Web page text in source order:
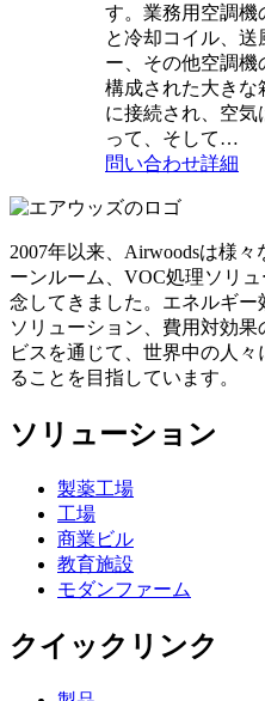
す。業務用空調機
と冷却コイル、
ー、その他空調
構成された大きな
に接続され、空気
って、そして…
問い合わせ詳細
2007年以来、Airwoodsは様
ーンルーム、VOC処理ソリ
念してきました。エネルギ
ソリューション、費用対効
ビスを通じて、世界中の人
ることを目指しています。
ソリューション
製薬工場
工場
商業ビル
教育施設
モダンファーム
クイックリンク